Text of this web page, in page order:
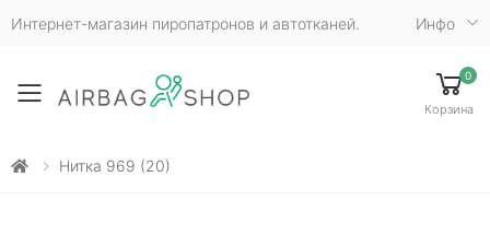
Интернет-магазин пиропатронов и автотканей. Инфо
Toggle mobile menu
0
Корзина
Нитка 969 (20)